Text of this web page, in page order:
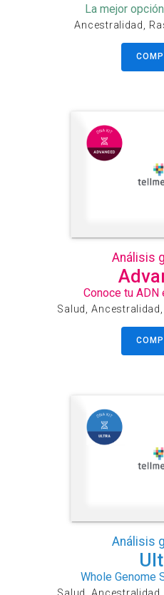
La mejor
Ancestralidad,
Análisis
Conoce tu ADN
Salud,
Análisis
Whole Genome